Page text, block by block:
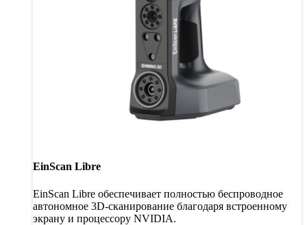
EinScan Libre
EinScan Libre обеспечивает полностью беспроводное
автономное 3D-сканирование благодаря встроенному
экрану и процессору NVIDIA.